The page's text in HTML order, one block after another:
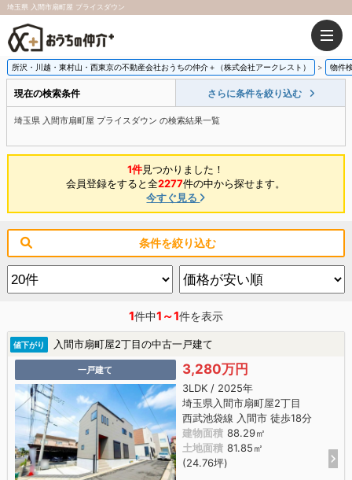
埼玉県 入間市扇町屋 プライスダウン
所沢・川越・東村山・西東京の不動産会社おうちの仲介＋（株式会社アークレスト） 物件
現在の検索条件 さらに条件を絞り込む
埼玉県 入間市扇町屋 プライスダウン の検索結果一覧
1件見つかりました！
会員登録をすると全2277件の中から探せます。
今すぐ見る
条件を絞り込む
1件中1～1件を表示
値下がり 入間市扇町屋2丁目の中古一戸建て
一戸建て 3,280万円
3LDK / 2025年
埼玉県入間市扇町屋2丁目
西武池袋線 入間市 徒歩18分
建物面積 88.29㎡
土地面積 81.85㎡
(24.76坪)